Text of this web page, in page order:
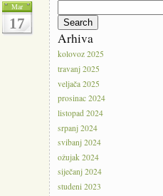
Mar
17
for:
Arhiva
kolovoz 2025
travanj 2025
veljača 2025
prosinac 2024
listopad 2024
srpanj 2024
svibanj 2024
ožujak 2024
siječanj 2024
studeni 2023